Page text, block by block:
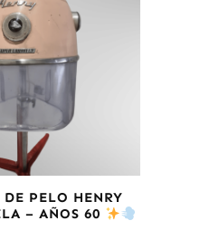
DE PELO HENRY
– AÑOS 60